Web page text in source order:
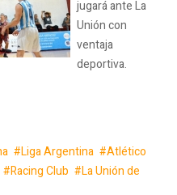
jugará ante La
Unión con
ventaja
deportiva.
Liga Argentina
Atlético
Racing Club
La Unión de